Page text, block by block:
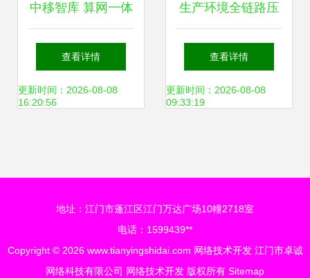
中移智库 算网一体
技术研究、发展探
讨与网络技术开发
查看详情
更新时间：2026-08-08
16:20:56
生产环境全链路压
测利器 新一代网络
技术开发工具解析
查看详情
更新时间：2026-08-08
09:33:19
地址：江门市蓬江区江门万达广场10幢2718室
电话：1599439**
Copyright © 2026 www.tianyingshidai.com 网络技术开发 江门市卓诚
网络科技有限公司 网络技术开发 版权所有 Sitemap